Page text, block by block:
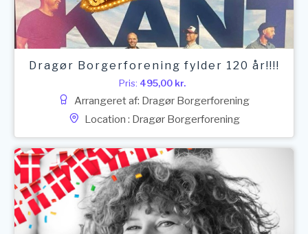
Dragør Borgerforening fylder 120 år!!!!
Pris: 495,00 kr.
Arrangeret af: Dragør Borgerforening
Location : Dragør Borgerforening